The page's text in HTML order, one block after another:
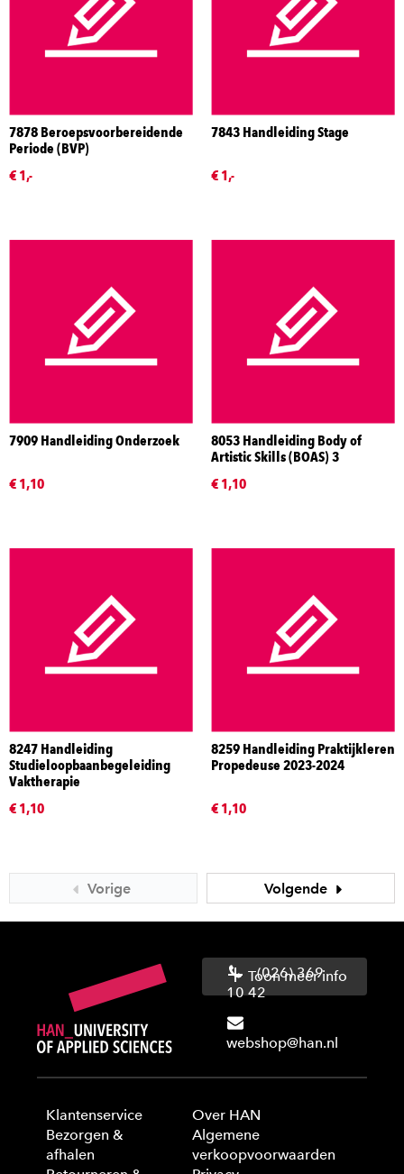
7878 Beroepsvoorbereidende
Periode (BVP)
€ 1,-
7843 Handleiding Stage
€ 1,-
7909 Handleiding Onderzoek
€ 1,10
8053 Handleiding Body of
Artistic Skills (BOAS) 3
€ 1,10
8247 Handleiding
Studieloopbaanbegeleiding
Vaktherapie
€ 1,10
8259 Handleiding Praktijkleren
Propedeuse 2023-2024
€ 1,10
Vorige Volgende
(026) 369
10 42
webshop@han.nl
Toon meer info
Klantenservice
Bezorgen &
afhalen
Over HAN
Algemene
verkoopvoorwaarden